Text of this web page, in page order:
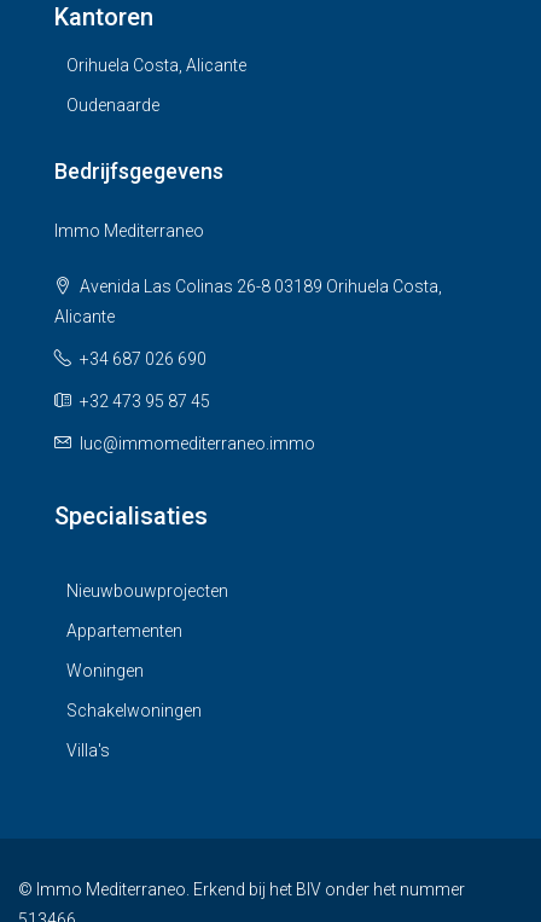
Kantoren
Orihuela Costa, Alicante
Oudenaarde
Bedrijfsgegevens
Immo Mediterraneo
Avenida Las Colinas 26-8 03189 Orihuela Costa,
Alicante
+34 687 026 690
+32 473 95 87 45
luc@immomediterraneo.immo
Specialisaties
Nieuwbouwprojecten
Appartementen
Woningen
Schakelwoningen
Villa's
© Immo Mediterraneo. Erkend bij het BIV onder het nummer